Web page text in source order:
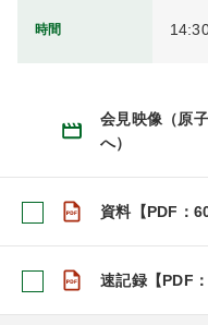
時間
会見映像（原
へ）
資料【PDF：
速記録【PDF